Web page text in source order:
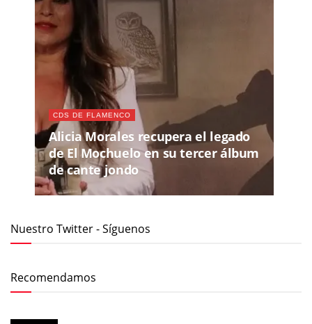
CDS DE FLAMENCO
Alicia Morales recupera el legado
de El Mochuelo en su tercer álbum
de cante jondo
Nuestro Twitter - Síguenos
Recomendamos